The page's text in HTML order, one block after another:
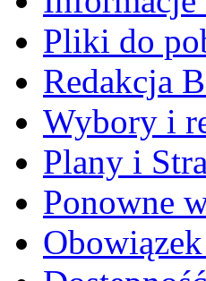
Pliki do
Redakcja
Wybory i
Plany i
Ponowne